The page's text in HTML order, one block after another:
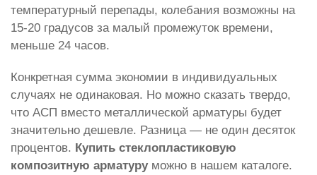
температурный перепады, колебания возможны на
15-20 градусов за малый промежуток времени,
меньше 24 часов.
Конкретная сумма экономии в индивидуальных
случаях не одинаковая. Но можно сказать твердо,
что АСП вместо металлической арматуры будет
значительно дешевле. Разница — не один десяток
процентов. Купить стеклопластиковую
композитную арматуруможно в нашем каталоге.